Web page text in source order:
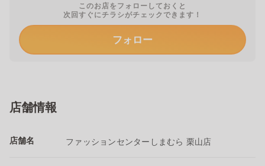
このお店をフォローしておくと
次回すぐにチラシがチェックできます！
フォロー
店舗情報
店舗名 ファッションセンターしまむら 栗山店